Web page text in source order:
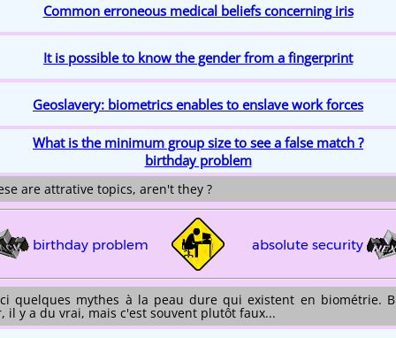
Common erroneous medical beliefs concerning iris
It is possible to know the gender from a fingerprint
Geoslavery: biometrics enables to enslave work forces
What is the minimum group size to see a false match ?
birthday problem
are attrative topics, aren't they ?
birthday problem absolute security
quelques mythes à la peau dure qui existent en biométrie.
il y a du vrai, mais c'est souvent plutôt faux...